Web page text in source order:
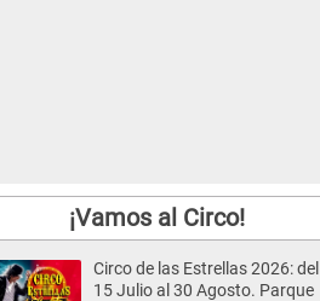
¡Vamos al Circo!
Circo de las Estrellas 2026: del
15 Julio al 30 Agosto. Parque